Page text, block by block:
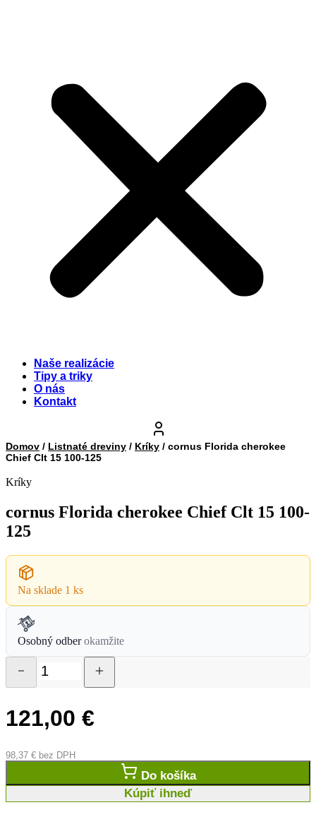
Naše realizácie
Tipy a triky
O nás
Kontakt
Domov / Listnaté dreviny / Kríky / cornus Florida cherokee
Chief Clt 15 100-125
Kríky
cornus Florida cherokee Chief Clt 15 100-
125
Na sklade 1 ks
Osobný odber okamžite
121,00 €
98,37 € bez DPH
Do košíka
Kúpiť ihneď